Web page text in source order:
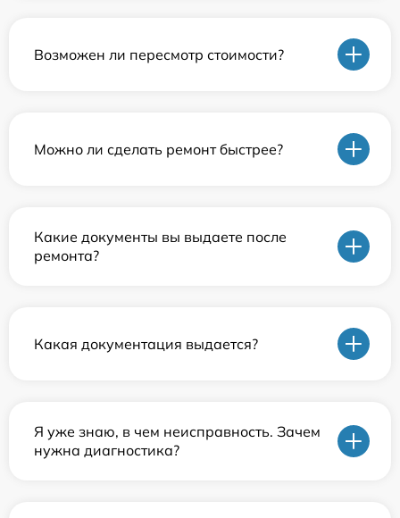
Возможен ли пересмотр стоимости?
Можно ли сделать ремонт быстрее?
Какие документы вы выдаете после
ремонта?
Какая документация выдается?
Я уже знаю, в чем неисправность. Зачем
нужна диагностика?